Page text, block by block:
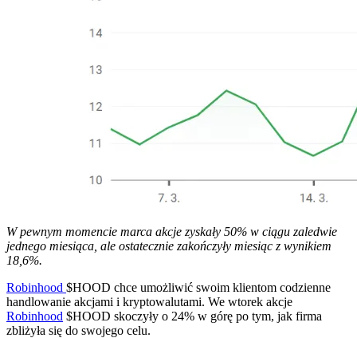
W pewnym momencie marca akcje zyskały 50% w ciągu zaledwie
jednego miesiąca, ale ostatecznie zakończyły miesiąc z wynikiem
18,6%.
Robinhood $HOOD chce umożliwić swoim klientom codzienne
handlowanie akcjami i kryptowalutami. We wtorek akcje
Robinhood $HOOD skoczyły o 24% w górę po tym, jak firma
zbliżyła się do swojego celu.